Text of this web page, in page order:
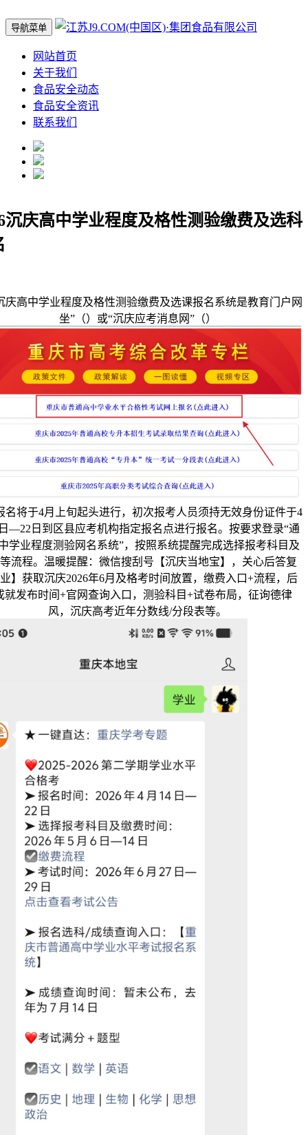
导航菜单
网站首页
关于我们
食品安全动态
食品安全资讯
联系我们
沉庆高中学业程度及格性测验缴费及选科
中学业程度及格性测验缴费及选课报名系统是教育门户网
坐”（）或“沉庆应考消息网”（）
名将于4月上旬起头进行，初次报考人员须持无效身份证件于4
—22日到区县应考机构指定报名点进行报名。按要求登录“通
学业程度测验网名系统”，按照系统提醒完成选择报考科目及
流程。温暖提醒：微信搜刮号【沉庆当地宝】，关心后答复
】获取沉庆2026年6月及格考时间放置，缴费入口+流程，后
就发布时间+官网查询入口，测验科目+试卷布局，征询德律
风，沉庆高考近年分数线/分段表等。